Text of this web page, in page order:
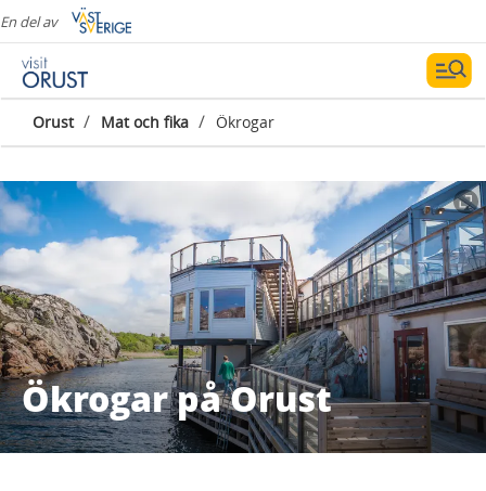
En del av
Orust / Mat och fika / Ökrogar
Ökrogar på Orust